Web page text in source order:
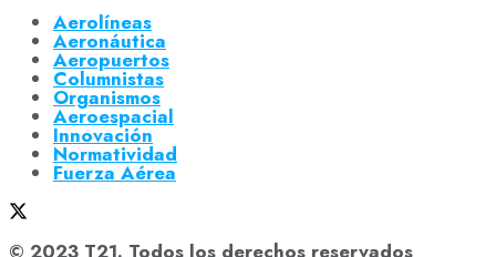
Aerolíneas
Aeronáutica
Aeropuertos
Columnistas
Organismos
Aeroespacial
Innovación
Normatividad
Fuerza Aérea